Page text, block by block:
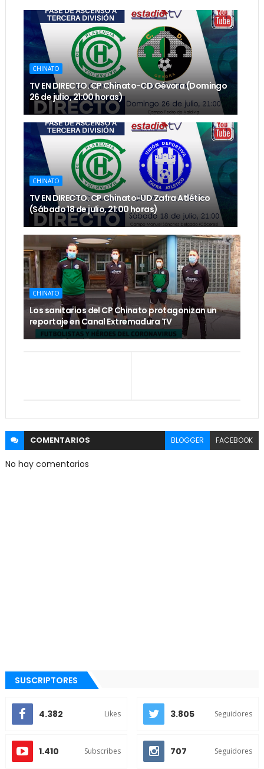
CHINATO
TV EN DIRECTO. CP Chinato-CD Gévora (Domingo
26 de julio, 21:00 horas)
CHINATO
TV EN DIRECTO. CP Chinato-UD Zafra Atlético
(Sábado 18 de julio, 21:00 horas)
CHINATO
Los sanitarios del CP Chinato protagonizan un
reportaje en Canal Extremadura TV
COMENTARIOS BLOGGER FACEBOOK
No hay comentarios
SUSCRIPTORES
4.382 Likes 3.805 Seguidores
1.410 Subscribes 707 Seguidores